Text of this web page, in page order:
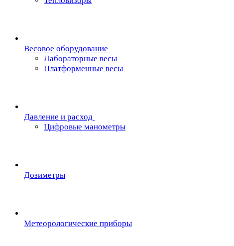
Весовое оборудование
Лабораторные весы
Платформенные весы
Давление и расход
Цифровые манометры
Дозиметры
Метеорологические приборы